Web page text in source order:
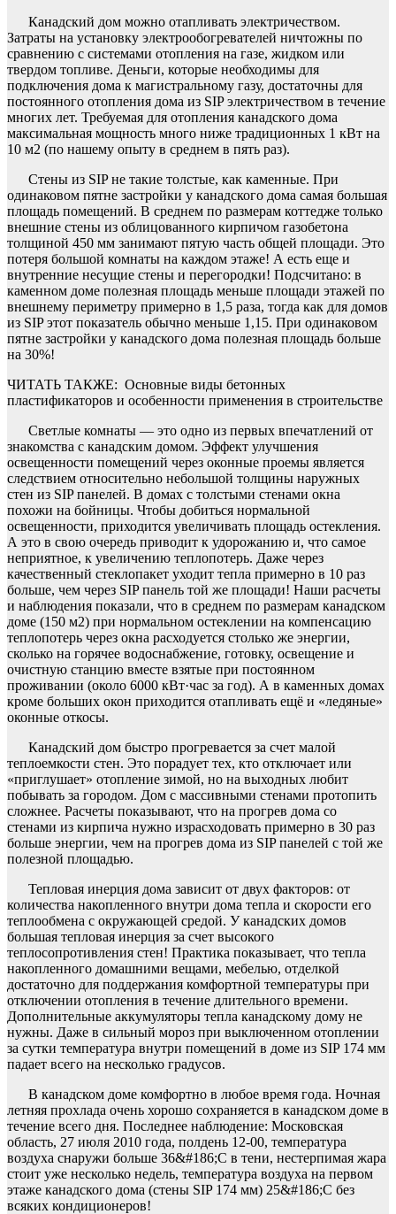
Канадский дом можно отапливать электричеством.
Затраты на установку электрообогревателей ничтожны по
сравнению с системами отопления на газе, жидком или
твердом топливе. Деньги, которые необходимы для
подключения дома к магистральному газу, достаточны для
постоянного отопления дома из SIP электричеством в течение
многих лет. Требуемая для отопления канадского дома
максимальная мощность много ниже традиционных 1 кВт на
10 м2 (по нашему опыту в среднем в пять раз).
Стены из SIP не такие толстые, как каменные. При
одинаковом пятне застройки у канадского дома самая большая
площадь помещений. В среднем по размерам коттедже только
внешние стены из облицованного кирпичом газобетона
толщиной 450 мм занимают пятую часть общей площади. Это
потеря большой комнаты на каждом этаже! А есть еще и
внутренние несущие стены и перегородки! Подсчитано: в
каменном доме полезная площадь меньше площади этажей по
внешнему периметру примерно в 1,5 раза, тогда как для домов
из SIP этот показатель обычно меньше 1,15. При одинаковом
пятне застройки у канадского дома полезная площадь больше
на 30%!
ЧИТАТЬ ТАКЖЕ: Основные виды бетонных
пластификаторов и особенности применения в строительстве
Светлые комнаты — это одно из первых впечатлений от
знакомства с канадским домом. Эффект улучшения
освещенности помещений через оконные проемы является
следствием относительно небольшой толщины наружных
стен из SIP панелей. В домах с толстыми стенами окна
похожи на бойницы. Чтобы добиться нормальной
освещенности, приходится увеличивать площадь остекления.
А это в свою очередь приводит к удорожанию и, что самое
неприятное, к увеличению теплопотерь. Даже через
качественный стеклопакет уходит тепла примерно в 10 раз
больше, чем через SIP панель той же площади! Наши расчеты
и наблюдения показали, что в среднем по размерам канадском
доме (150 м2) при нормальном остеклении на компенсацию
теплопотерь через окна расходуется столько же энергии,
сколько на горячее водоснабжение, готовку, освещение и
очистную станцию вместе взятые при постоянном
проживании (около 6000 кВт·час за год). А в каменных домах
кроме больших окон приходится отапливать ещё и «ледяные»
оконные откосы.
Канадский дом быстро прогревается за счет малой
теплоемкости стен. Это порадует тех, кто отключает или
«приглушает» отопление зимой, но на выходных любит
побывать за городом. Дом с массивными стенами протопить
сложнее. Расчеты показывают, что на прогрев дома со
стенами из кирпича нужно израсходовать примерно в 30 раз
больше энергии, чем на прогрев дома из SIP панелей с той же
полезной площадью.
Тепловая инерция дома зависит от двух факторов: от
количества накопленного внутри дома тепла и скорости его
теплообмена с окружающей средой. У канадских домов
большая тепловая инерция за счет высокого
теплосопротивления стен! Практика показывает, что тепла
накопленного домашними вещами, мебелью, отделкой
достаточно для поддержания комфортной температуры при
отключении отопления в течение длительного времени.
Дополнительные аккумуляторы тепла канадскому дому не
нужны. Даже в сильный мороз при выключенном отоплении
за сутки температура внутри помещений в доме из SIP 174 мм
падает всего на несколько градусов.
В канадском доме комфортно в любое время года. Ночная
летняя прохлада очень хорошо сохраняется в канадском доме в
течение всего дня. Последнее наблюдение: Московская
область, 27 июля 2010 года, полдень 12-00, температура
воздуха снаружи больше 36&#186;С в тени, нестерпимая жара
стоит уже несколько недель, температура воздуха на первом
этаже канадского дома (стены SIP 174 мм) 25&#186;C без
всяких кондиционеров!